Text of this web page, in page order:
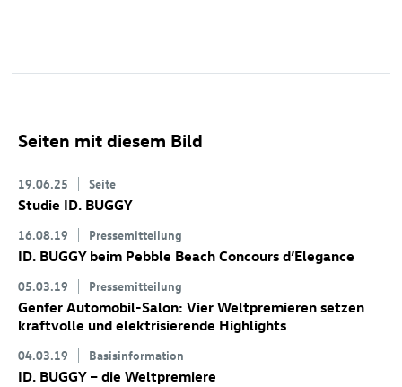
Seiten mit diesem Bild
19.06.25 Seite
Studie ID. BUGGY
16.08.19 Pressemitteilung
ID. BUGGYbeim Pebble Beach Concours d’Elegance
05.03.19 Pressemitteilung
Genfer Automobil-Salon: Vier Weltpremieren setzen
kraftvolle und elektrisierende Highlights
04.03.19 Basisinformation
ID. BUGGY– die Weltpremiere